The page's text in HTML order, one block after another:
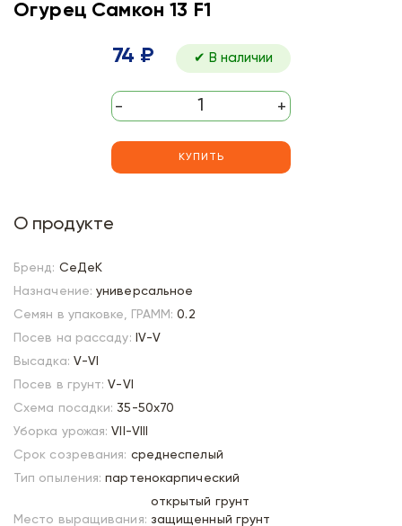
Огурец Самкон 13 F1
74 ₽ ✔ В наличии
- +
КУПИТЬ
О продукте
Бренд: СеДеК
Назначение: универсальное
Семян в упаковке, ГРАММ: 0.2
Посев на рассаду: IV-V
Высадка: V-VI
Посев в грунт: V-VI
Схема посадки: 35-50х70
Уборка урожая: VII-VIII
Срок созревания: среднеспелый
Тип опыления: партенокарпический
Место выращивания:
открытый грунт
защищенный грунт